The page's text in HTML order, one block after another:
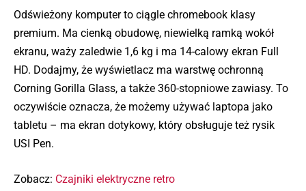
Odświeżony komputer to ciągle chromebook klasy
premium. Ma cienką obudowę, niewielką ramką wokół
ekranu, waży zaledwie 1,6 kg i ma 14-calowy ekran Full
HD. Dodajmy, że wyświetlacz ma warstwę ochronną
Corning Gorilla Glass, a także 360-stopniowe zawiasy. To
oczywiście oznacza, że możemy używać laptopa jako
tabletu – ma ekran dotykowy, który obsługuje też rysik
USI Pen.
Zobacz: Czajniki elektryczne retro